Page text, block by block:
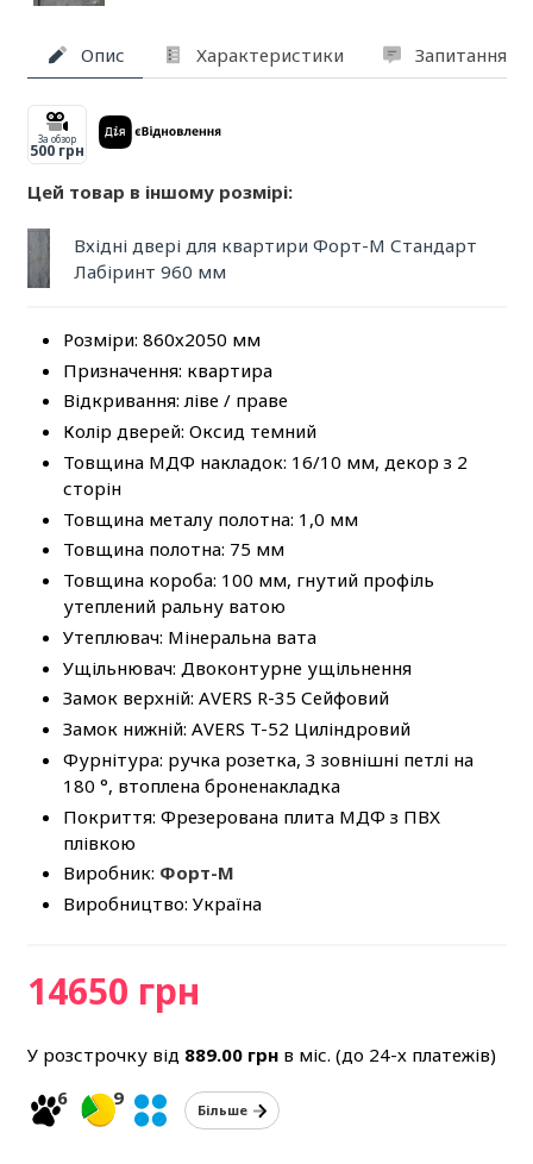
Опис Характеристики Запитання
За обзор
500 грн
Цей товар в іншому розмірі:
Вхідні двері для квартири Форт-М Стандарт
Лабіринт 960 мм
Розміри: 860х2050 мм
Призначення: квартира
Відкривання: ліве / праве
Колір дверей: Оксид темний
Товщина МДФ накладок: 16/10 мм, декор з 2
сторін
Товщина металу полотна: 1,0 мм
Товщина полотна: 75 мм
Товщина короба: 100 мм, гнутий профіль
утеплений ральну ватою
Утеплювач: Мінеральна вата
Ущільнювач: Двоконтурне ущільнення
Замок верхній: АVERS R-35 Сейфовий
Замок нижній: АVERS T-52 Циліндровий
Фурнітура: ручка розетка, 3 зовнішні петлі на
180 °, втоплена броненакладка
Покриття: Фрезерована плита МДФ з ПВХ
плівкою
Виробник: Форт-М
Виробництво: Україна
14650 грн
У розстрочку від 889.00грнв міс. (до 24-х платежів)
6
9
Більше